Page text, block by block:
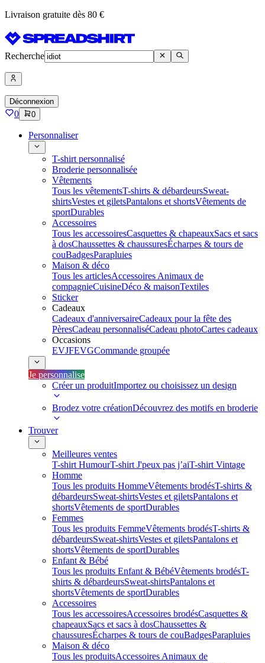
Livraison gratuite dès 80 €
Recherche
Déconnexion
0 0
Personnaliser
T-shirt personnalisé
Broderie personnalisée
Vêtements
Tous les vêtementsT-shirts & débardeursSweat-
shirtsVestes et giletsPantalons et shortsVêtements de
sportDurables
Accessoires
Tous les accessoiresCasquettes & chapeauxSacs et sacs
à dosChaussettes & chaussuresÉcharpes & tours de
couBadgesParapluies
Maison & déco
Tous les articlesAccessoires Animaux de
compagnieCuisineDéco & maisonTextiles
Sticker
Cadeaux
Cadeaux d'anniversaireCadeaux pour la fête des
PèresCadeau personnaliséCadeau photoCartes cadeaux
Occasions
EVJFEVGCommande groupée
Je personnalise
Créer un produitImportez ou choisissez un design
Brodez votre créationDécouvrez des motifs en broderie
Trouver
Meilleures ventes
T-shirt HumourT-shirt J'peux pas j’aiT-shirt Vintage
Homme
Tous les produits HommeVêtements brodésT-shirts &
débardeursSweat-shirtsVestes et giletsPantalons et
shortsVêtements de sportDurables
Femmes
Tous les produits FemmeVêtements brodésT-shirts &
débardeursSweat-shirtsVestes et giletsPantalons et
shortsVêtements de sportDurables
Enfant & Bébé
Tous les produits Enfant & BébéVêtements brodésT-
shirts & débardeursSweat-shirtsPantalons et
shortsVêtements de sportDurables
Accessoires
Tous les accessoiresAccessoires brodésCasquettes &
chapeauxSacs et sacs à dosChaussettes &
chaussuresÉcharpes & tours de couBadgesParapluies
Maison & déco
Tous les produitsAccessoires Animaux de